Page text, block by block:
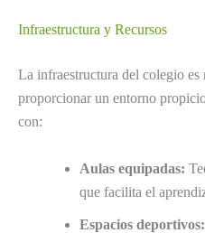
Infraestructura y Recursos
La infraestructura del colegio es
proporcionar un entorno
con:
Aulas equipadas:
que facilita el
Espacios deportivos: